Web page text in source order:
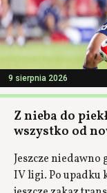
9 sierpnia 2026
Z nieba do
wszystko od
Jeszcze niedawno
IV ligi. Po upadku